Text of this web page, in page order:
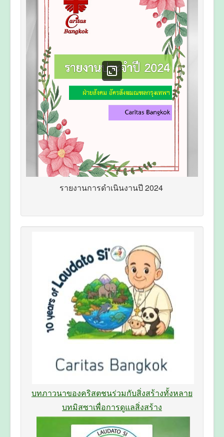
รายงานการดำเนินงานปี 2024
บทภาวนาของคริสตชนร่วมกับสิ่งสร้างทั้งหลาย
บทมิสซาเพื่อการดูแลสิ่งสร้าง